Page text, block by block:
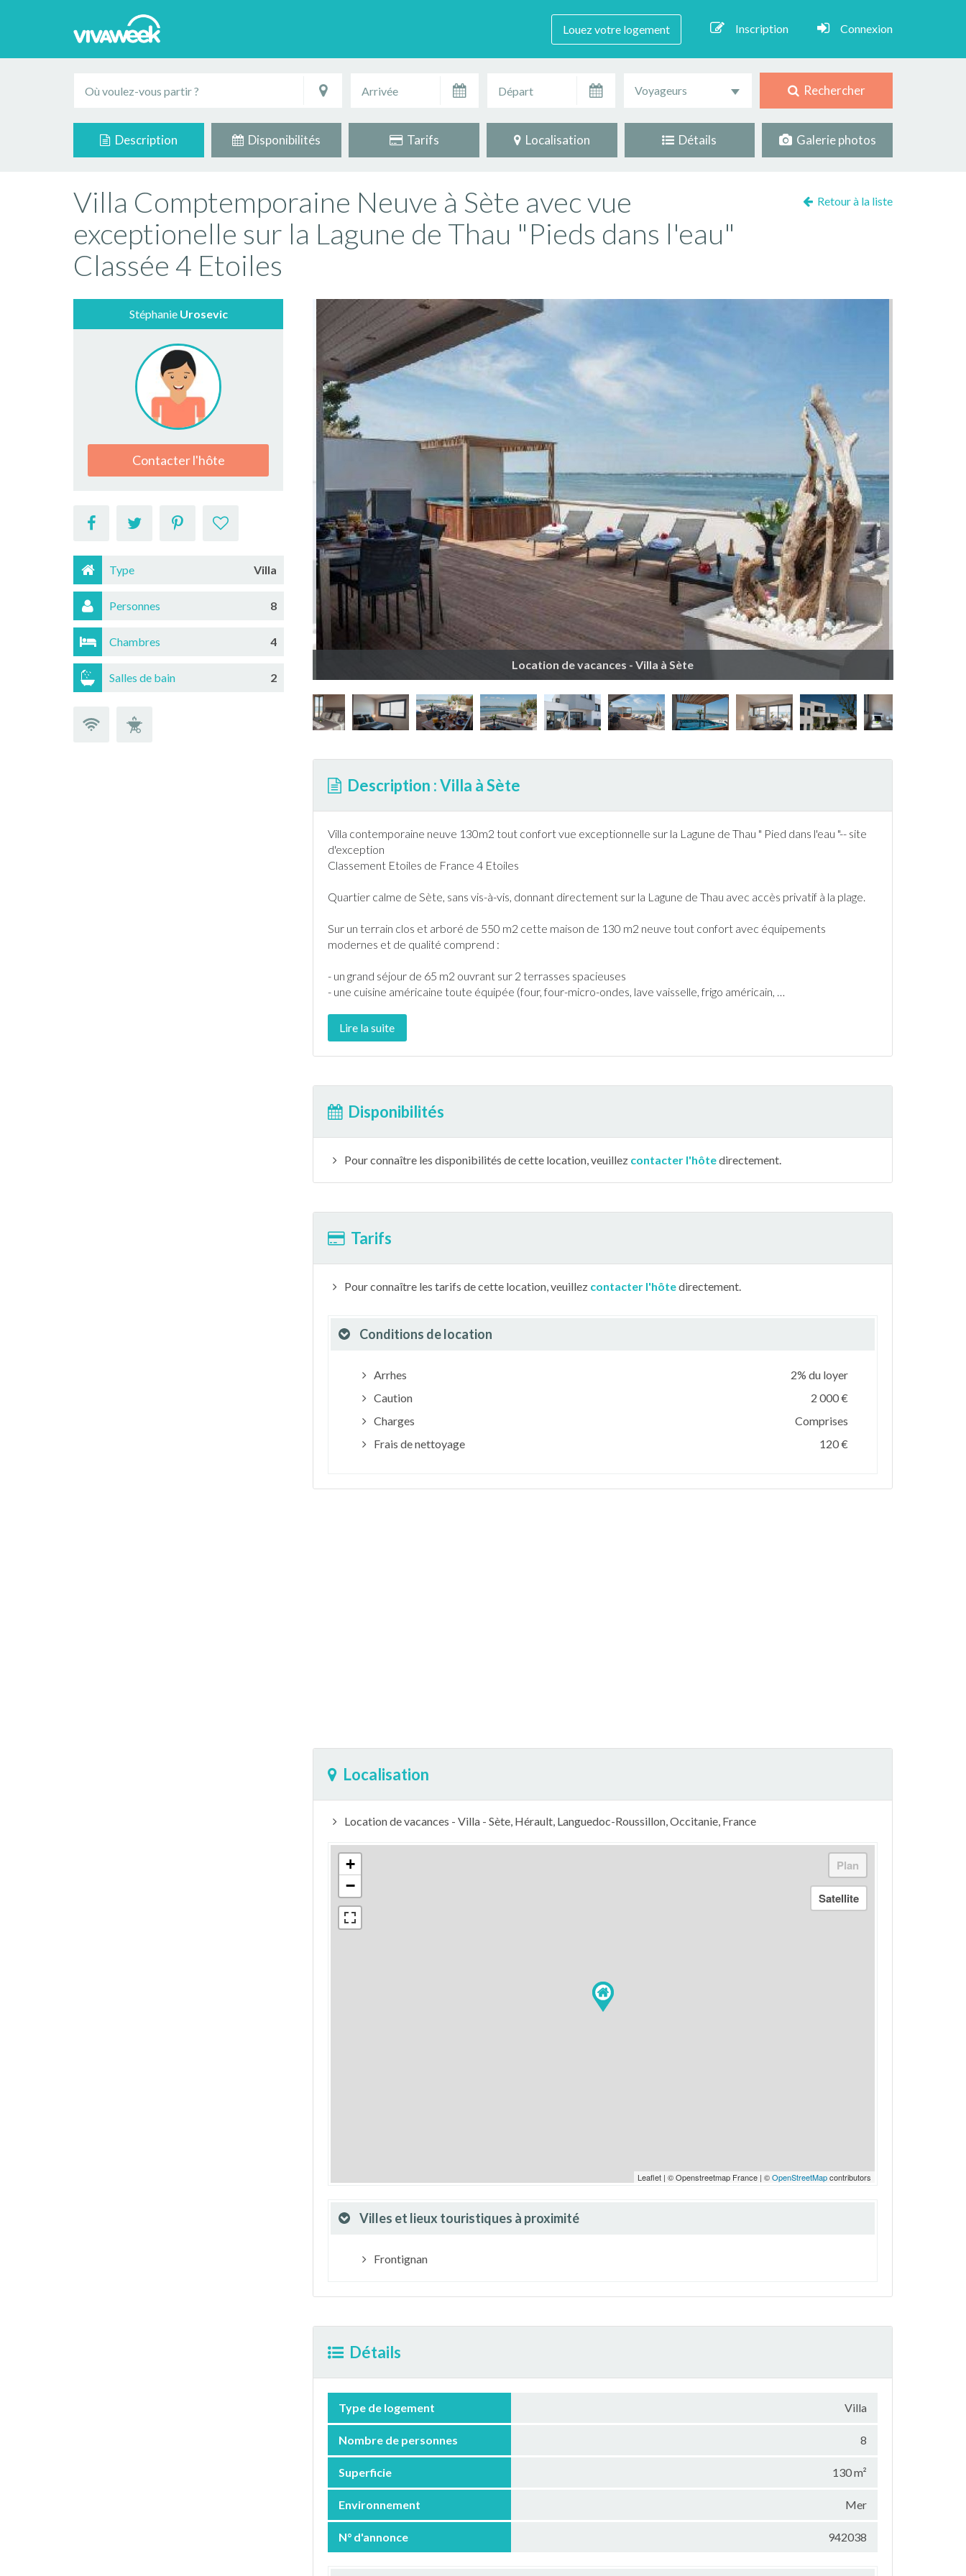
Louez votre logement Inscription Connexion
Voyageurs Rechercher
Description Disponibilités Tarifs Localisation Détails Galerie photos
Villa Comptemporaine Neuve à Sète avec vue
exceptionelle sur la Lagune de Thau "Pieds dans l'eau"
Classée 4 Etoiles
Retour à la liste
Stéphanie Urosevic
Contacter l'hôte
Type Villa
Personnes 8
Chambres 4
Salles de bain 2
Location de vacances - Villa à Sète
Description : Villa à Sète
Villa contemporaine neuve 130m2 tout confort vue exceptionnelle sur la Lagune de Thau " Pied dans l'eau "-- site
d'exception
Classement Etoiles de France 4 Etoiles
Quartier calme de Sète, sans vis-à-vis, donnant directement sur la Lagune de Thau avec accès privatif à la plage.
Sur un terrain clos et arboré de 550 m2 cette maison de 130 m2 neuve tout confort avec équipements
modernes et de qualité comprend :
- un grand séjour de 65 m2 ouvrant sur 2 terrasses spacieuses
- une cuisine américaine toute équipée (four, four-micro-ondes, lave vaisselle, frigo américain, …
Lire la suite
Disponibilités
Pour connaître les disponibilités de cette location, veuillez contacter l'hôtedirectement.
Tarifs
Pour connaître les tarifs de cette location, veuillez contacter l'hôtedirectement.
Conditions de location
Arrhes
2% du loyer
Caution
2 000 €
Charges
Comprises
Frais de nettoyage
120 €
Localisation
Location de vacances - Villa - Sète, Hérault, Languedoc-Roussillon, Occitanie, France
+
−
Leaflet | © Openstreetmap France | ©OpenStreetMapcontributors
Villes et lieux touristiques à proximité
Frontignan
Détails
Type de logement Villa
Nombre de personnes 8
Superficie 130 m²
Environnement Mer
N° d'annonce 942038